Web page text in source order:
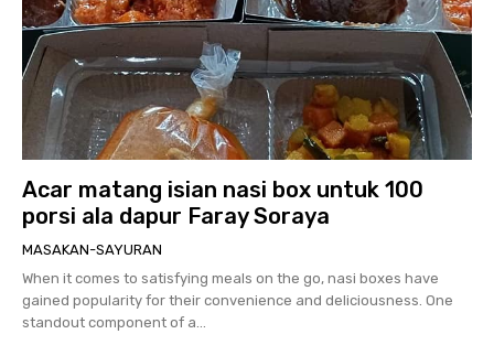
Acar matang isian nasi box untuk 100
porsi ala dapur Faray Soraya
MASAKAN-SAYURAN
When it comes to satisfying meals on the go, nasi boxes have
gained popularity for their convenience and deliciousness. One
standout component of a...